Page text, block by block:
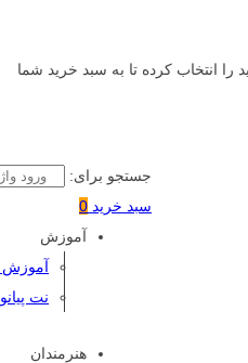
را انتخاب کرده تا به سبد خرید شما
جستجو برای:
سبد خرید 0
آموزش
آموزش
نت پیانو
هنرمندان